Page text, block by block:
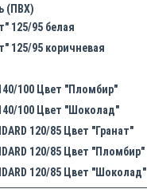
(ПВХ)
125/95 белая
125/95 коричневая
100 Цвет "Пломбир"
100 Цвет "Шоколад"
120/85 Цвет "Гранат"
120/85 Цвет "Пломбир"
120/85 Цвет "Шоколад"